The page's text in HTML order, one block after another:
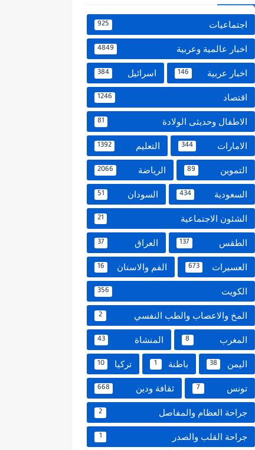
اجتماعيات 925
اخبار عالمية وعربية 4849
اخبار عربية 146 اسرائيل 384
اقتصاد 1246
الاطفال وحديثى الولادة 81
الامارات 344 التعليم 1392
التموين 89 الرياضة 2066
السعودية 434 السودان 51
الشئون الاجتماعية 21
الطقس 137 العراق 37
العسيرات 673 الفم والاسنان 16
الكويت 356
المخ والاعصاب والطب النفسي 2
المغرب 8 المنشاة 43
اليمن 38 باطنة 1 تركيا 10
تونس 7 ثقافة ودين 668
جراحة العظام والمفاصل 2
جراحة القلب والصدر 1